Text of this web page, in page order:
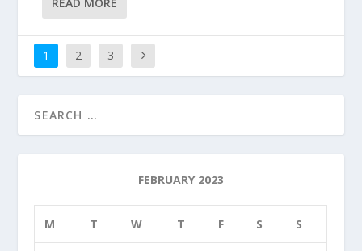
1 2 3
FEBRUARY 2023
M T W T F S S